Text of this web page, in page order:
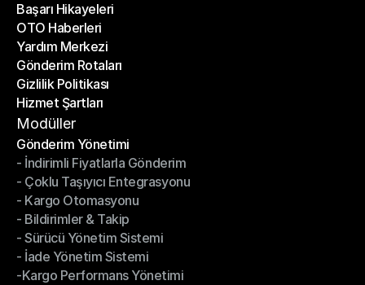
Son Bloglar
Başarı Hikayeleri
Başarı Hikayeleri
OTO Haberleri
OTO Haberleri
Yardım Merkezi
Yardım Merkezi
Gönderim Rotaları
Gönderim Rotaları
Gizlilik Politikası
Gizlilik Politikası
Hizmet Şartları
Hizmet Şartları
Modüller
Gönderim Yönetimi
Gönderim Yönetimi
- İndirimli Fiyatlarla Gönderim
- İndirimli Fiyatlarla Gönderim
- Çoklu Taşıyıcı Entegrasyonu
- Çoklu Taşıyıcı Entegrasyonu
- Kargo Otomasyonu
- Kargo Otomasyonu
- Bildirimler & Takip
- Bildirimler & Takip
- Sürücü Yönetim Sistemi
- Sürücü Yönetim Sistemi
- İade Yönetim Sistemi
- İade Yönetim Sistemi
-Kargo Performans Yönetimi